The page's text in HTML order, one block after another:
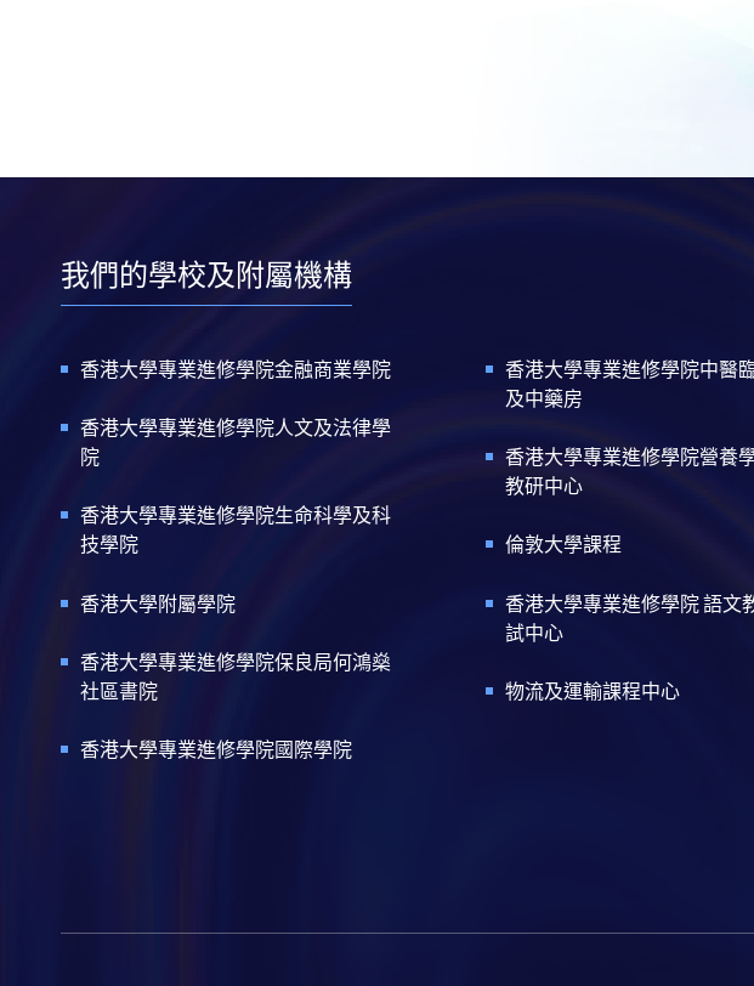
我們的學校及附屬機構
香港大學專業進修學院金融商業學院
香港大學專業進修學院人文及法律學
院
香港大學專業進修學院生命科學及科
技學院
香港大學附屬學院
香港大學專業進修學院保良局何鴻燊
社區書院
香港大學專業進修學院國際學院
香港大學專業進修學院中醫
及中藥房
香港大學專業進修學院營養
教研中心
倫敦大學課程
香港大學專業進修學院 語文
試中心
物流及運輸課程中心